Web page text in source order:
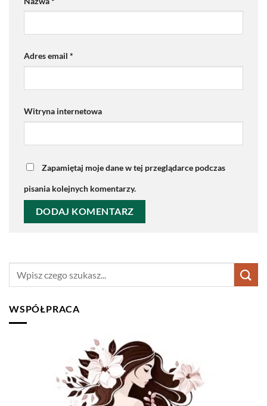
Adres email *
Witryna internetowa
Zapamiętaj moje dane w tej przeglądarce podczas
pisania kolejnych komentarzy.
WSPÓŁPRACA